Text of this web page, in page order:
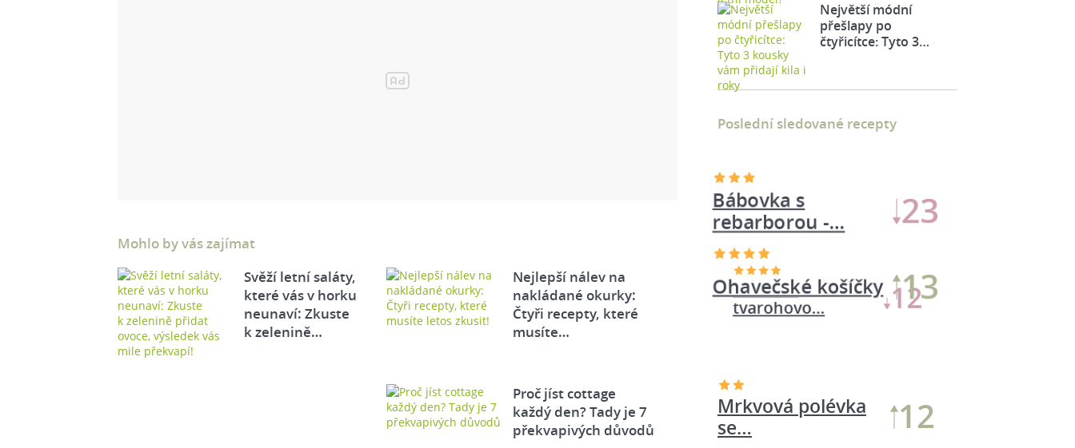
Mohlo by vás zajímat
Svěží letní saláty,
které vás v horku
neunaví: Zkuste
k zelenině…
Nejlepší nálev na
nakládané okurky:
Čtyři recepty, které
musíte…
Proč jíst cottage
každý den? Tady je 7
překvapivých důvodů
Největší módní
přešlapy po
čtyřicítce: Tyto 3…
Poslední sledované recepty
Bábovka s
rebarborou -…
23
Ohavečské košíčky 13
Mrkvová polévka
se…
12